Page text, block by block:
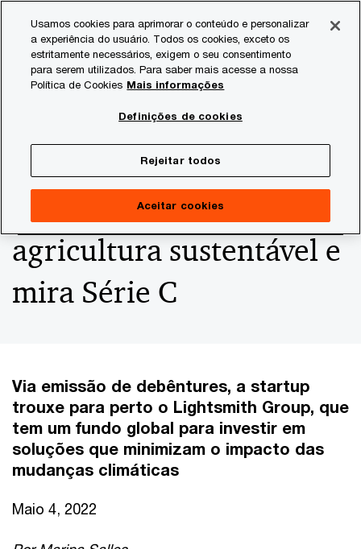
content
footer
Consultoria
Após lançar novo robô e
levantar US$ 60 mi,
Solinftec abraça
agricultura sustentável e
mira Série C
Via emissão de debêntures, a startup
trouxe para perto o Lightsmith Group, que
tem um fundo global para investir em
soluções que minimizam o impacto das
mudanças climáticas
Maio 4, 2022
Usamos cookies para aprimorar o conteúdo e personalizar
a experiência do usuário. Todos os cookies, exceto os
estritamente necessários, exigem o seu consentimento
para serem utilizados. Para saber mais acesse a nossa
Política de Cookies Mais informações
Definições de cookies
Rejeitar todos
Aceitar cookies